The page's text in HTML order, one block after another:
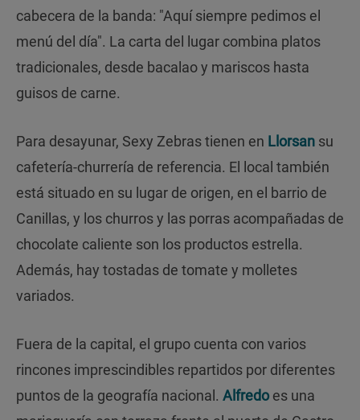
cabecera de la banda: "Aquí siempre pedimos el
menú del día". La carta del lugar combina platos
tradicionales, desde bacalao y mariscos hasta
guisos de carne.
Para desayunar, Sexy Zebras tienen en Llorsan su
cafetería-churrería de referencia. El local también
está situado en su lugar de origen, en el barrio de
Canillas, y los churros y las porras acompañadas de
chocolate caliente son los productos estrella.
Además, hay tostadas de tomate y molletes
variados.
Fuera de la capital, el grupo cuenta con varios
rincones imprescindibles repartidos por diferentes
puntos de la geografía nacional. Alfredoes una